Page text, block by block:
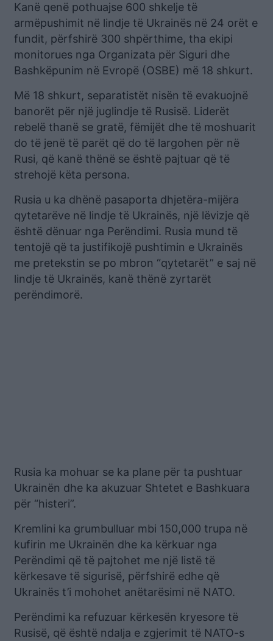
Kanë qenë pothuajse 600 shkelje të
armëpushimit në lindje të Ukrainës në 24 orët e
fundit, përfshirë 300 shpërthime, tha ekipi
monitorues nga Organizata për Siguri dhe
Bashkëpunim në Evropë (OSBE) më 18 shkurt.
Më 18 shkurt, separatistët nisën të evakuojnë
banorët për një juglindje të Rusisë. Liderët
rebelë thanë se gratë, fëmijët dhe të moshuarit
do të jenë të parët që do të largohen për në
Rusi, që kanë thënë se është pajtuar që të
strehojë këta persona.
Rusia u ka dhënë pasaporta dhjetëra-mijëra
qytetarëve në lindje të Ukrainës, një lëvizje që
është dënuar nga Perëndimi. Rusia mund të
tentojë që ta justifikojë pushtimin e Ukrainës
me pretekstin se po mbron “qytetarët” e saj në
lindje të Ukrainës, kanë thënë zyrtarët
perëndimorë.
Rusia ka mohuar se ka plane për ta pushtuar
Ukrainën dhe ka akuzuar Shtetet e Bashkuara
për “histeri”.
Kremlini ka grumbulluar mbi 150,000 trupa në
kufirin me Ukrainën dhe ka kërkuar nga
Perëndimi që të pajtohet me një listë të
kërkesave të sigurisë, përfshirë edhe që
Ukrainës t’i mohohet anëtarësimi në NATO.
Perëndimi ka refuzuar kërkesën kryesore të
Rusisë, që është ndalja e zgjerimit të NATO-s